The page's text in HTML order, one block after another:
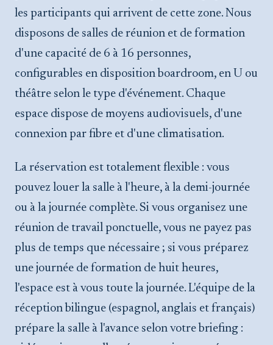
les participants qui arrivent de cette zone. Nous
disposons de salles de réunion et de formation
d'une capacité de 6 à 16 personnes,
configurables en disposition boardroom, en U ou
théâtre selon le type d'événement. Chaque
espace dispose de moyens audiovisuels, d'une
connexion par fibre et d'une climatisation.
La réservation est totalement flexible : vous
pouvez louer la salle à l'heure, à la demi-journée
ou à la journée complète. Si vous organisez une
réunion de travail ponctuelle, vous ne payez pas
plus de temps que nécessaire ; si vous préparez
une journée de formation de huit heures,
l'espace est à vous toute la journée. L'équipe de la
réception bilingue (espagnol, anglais et français)
prépare la salle à l'avance selon votre briefing :